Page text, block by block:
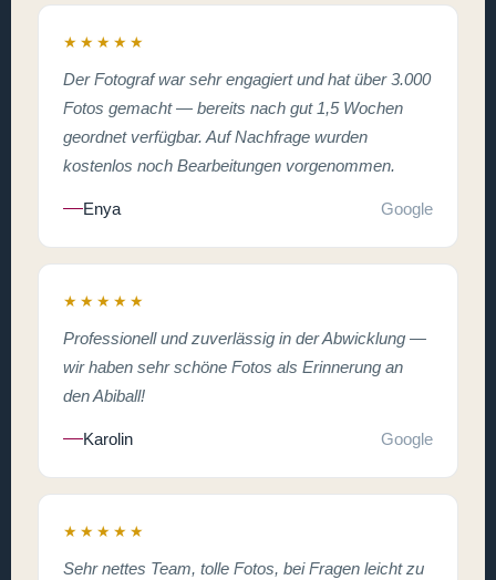
★★★★★
Der Fotograf war sehr engagiert und hat über 3.000
Fotos gemacht — bereits nach gut 1,5 Wochen
geordnet verfügbar. Auf Nachfrage wurden
kostenlos noch Bearbeitungen vorgenommen.
Enya Google
★★★★★
Professionell und zuverlässig in der Abwicklung —
wir haben sehr schöne Fotos als Erinnerung an
den Abiball!
Karolin Google
★★★★★
Sehr nettes Team, tolle Fotos, bei Fragen leicht zu